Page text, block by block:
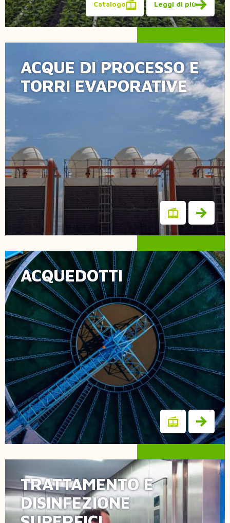
ACQUE DI PROCESSO E
TORRI EVAPORATIVE
Bioquark Trattamento
acqua
ACQUEDOTTIBioquark acqua
potabile
TRATTAMENTO E
DISINFEZIONE
SUPERFICI
Ergosan